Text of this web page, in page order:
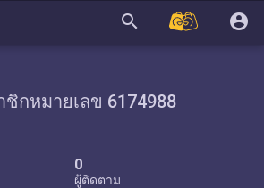
search account_circle
ชิกหมายเลข 6174988
0
ผู้ติดตาม